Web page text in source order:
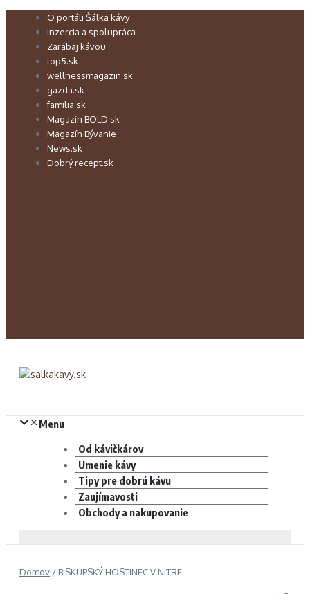
Preskočiť O portáli Šálka kávy
Inzercia a spolupráca
Zarábaj kávou
top5.sk
wellnessmagazin.sk
gazda.sk
familia.sk
Magazín BOLD.sk
Magazín Bývanie
News.sk
Dobrý recept.sk
Menu
Od kávičkárov
Umenie kávy
Tipy pre dobrú kávu
Zaujímavosti
Obchody a nakupovanie
Domov / BISKUPSKÝ HOSTINEC V NITRE